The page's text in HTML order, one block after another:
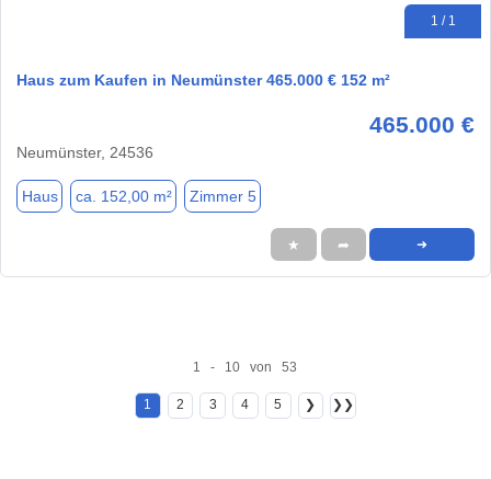
1 / 1
Haus zum Kaufen in Neumünster 465.000 € 152 m²
465.000 €
Neumünster, 24536
Haus ca. 152,00 m² Zimmer 5
★ ➦ ➜
1 - 10 von 53
1 2 3 4 5 ❯ ❯❯